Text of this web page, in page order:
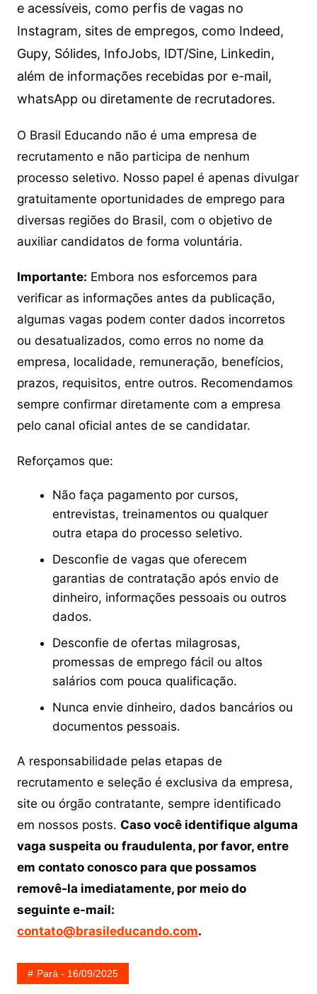
e acessíveis, como perfis de vagas no
Instagram, sites de empregos, como Indeed,
Gupy, Sólides, InfoJobs, IDT/Sine, Linkedin,
além de informações recebidas por e-mail,
whatsApp ou diretamente de recrutadores.
O Brasil Educando não é uma empresa de
recrutamento e não participa de nenhum
processo seletivo. Nosso papel é apenas divulgar
gratuitamente oportunidades de emprego para
diversas regiões do Brasil, com o objetivo de
auxiliar candidatos de forma voluntária.
Importante: Embora nos esforcemos para
verificar as informações antes da publicação,
algumas vagas podem conter dados incorretos
ou desatualizados, como erros no nome da
empresa, localidade, remuneração, benefícios,
prazos, requisitos, entre outros. Recomendamos
sempre confirmar diretamente com a empresa
pelo canal oficial antes de se candidatar.
Reforçamos que:
Não faça pagamento por cursos,
entrevistas, treinamentos ou qualquer
outra etapa do processo seletivo.
Desconfie de vagas que oferecem
garantias de contratação após envio de
dinheiro, informações pessoais ou outros
dados.
Desconfie de ofertas milagrosas,
promessas de emprego fácil ou altos
salários com pouca qualificação.
Nunca envie dinheiro, dados bancários ou
documentos pessoais.
A responsabilidade pelas etapas de
recrutamento e seleção é exclusiva da empresa,
site ou órgão contratante, sempre identificado
em nossos posts. Caso você identifique alguma
vaga suspeita ou fraudulenta, por favor, entre
em contato conosco para que possamos
removê-la imediatamente, por meio do
seguinte e-mail:
contato@brasileducando.com.
Pará - 16/09/2025